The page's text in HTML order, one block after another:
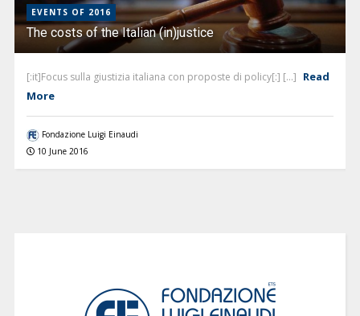
EVENTS OF 2016
The costs of the Italian (in)justice
[:it]Focus sulla giustizia italiana con proposte di policy[:] [...] Read
More
Fondazione Luigi Einaudi
10 June 2016